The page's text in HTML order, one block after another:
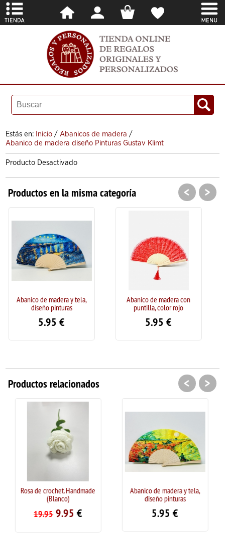
Estás en: Inicio / Abanicos de madera /
Abanico de madera diseño Pinturas Gustav Klimt
Producto Desactivado
Productos en la misma categoría
y tela,
Abanico de madera con
Abanico de
< >
Productos relacionados
Handmade
€
Abanico de madera y tela,
Rosa de
< >